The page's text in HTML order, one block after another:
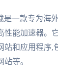
是一款专为海
性能加速器。
站和应用程序,
等。